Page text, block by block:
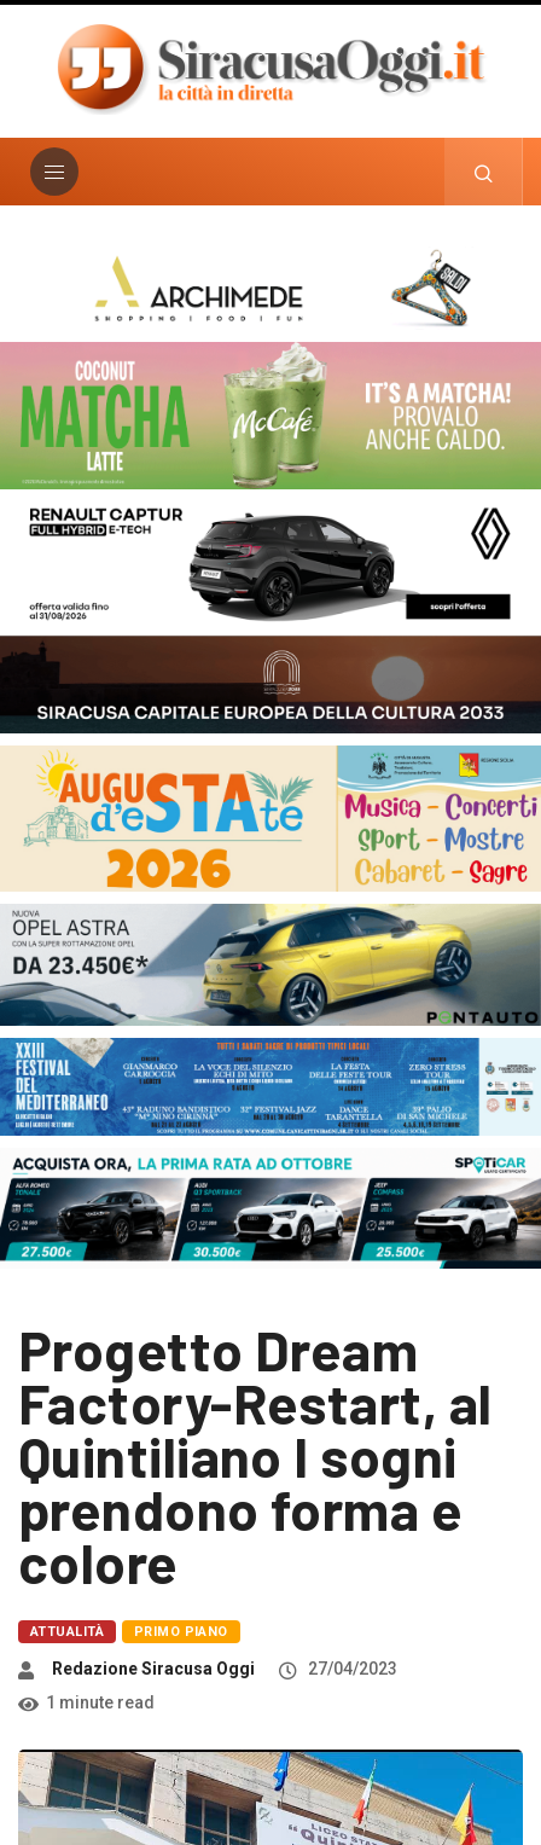
Progetto Dream
Factory-Restart, al
Quintiliano I sogni
prendono forma e
colore
ATTUALITÀ PRIMO PIANO
Redazione Siracusa Oggi
27/04/2023
1 minute read